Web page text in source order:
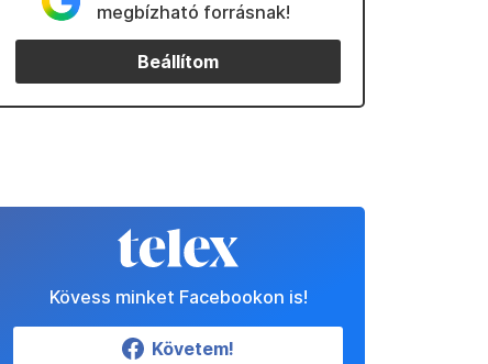
megbízható forrásnak!
Beállítom
Kövess minket Facebookon is!
Követem!